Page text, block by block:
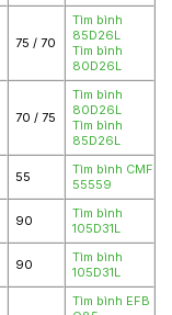
75 / 70
Tìm bình
85D26L
Tìm bình
80D26L
70 / 75
Tìm bình
80D26L
Tìm bình
85D26L
55
Tìm bình CMF
55559
90
Tìm bình
105D31L
90
Tìm bình
105D31L
Tìm bình EFB